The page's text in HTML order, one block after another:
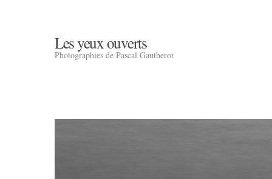
Les yeux ouverts
Photographies de Pascal Gautherot